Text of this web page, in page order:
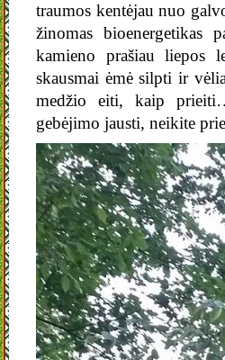
traumos kentėjau nuo
žinomas bioenergetikas
kamieno prašiau
skausmai ėmė silpti ir
medžio eiti, kaip
gebėjimo jausti, neikite